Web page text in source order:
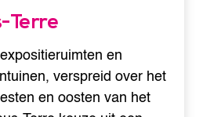
Terre
en
verspreid over het
en oosten van het